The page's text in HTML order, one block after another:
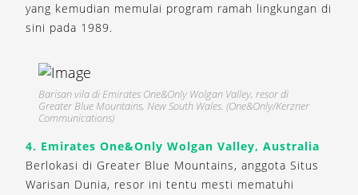
yang kemudian memulai program ramah lingkungan di
sini pada 1989.
Barisan vila di Emirates One&Only Wolgan Valley, resor di
Greater Blue Mountains, New South Wales. (One&Only/Kerzner
Communications)
4. Emirates One&Only Wolgan Valley, Australia
Berlokasi di Greater Blue Mountains, anggota Situs
Warisan Dunia, resor ini tentu mesti mematuhi